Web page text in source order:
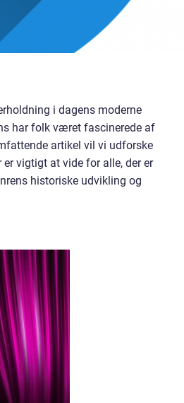
i dagens moderne
har folk været fascinerede af
artikel vil vi udforske
vigtigt at vide for alle, der er
historiske udvikling og